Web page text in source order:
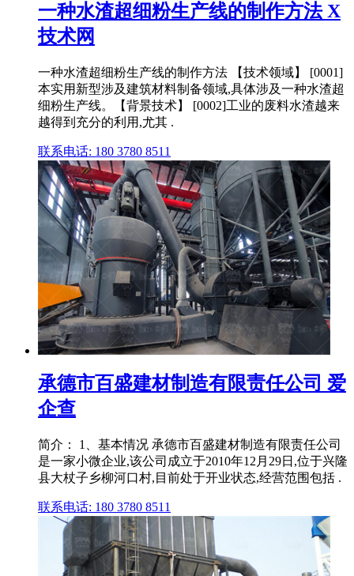
一种水渣超细粉生产线的制作方法 X
技术网
一种水渣超细粉生产线的制作方法 【技术领域】 [0001]
本实用新型涉及建筑材料制备领域,具体涉及一种水渣超
细粉生产线。【背景技术】 [0002]工业的废料水渣越来
越得到充分的利用,尤其 .
联系电话: 180 3780 8511
承德市百盛建材制造有限责任公司 爱
企查
简介： 1、基本情况 承德市百盛建材制造有限责任公司
是一家小微企业,该公司成立于2010年12月29日,位于兴隆
县大杖子乡柳河口村,目前处于开业状态,经营范围包括 .
联系电话: 180 3780 8511